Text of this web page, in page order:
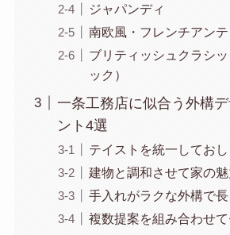
ジャパンディ
南欧風・フレンチアンテ
ブリティッシュクラシ
ック）
一条工務店に似合う外構
ント4選
テイストを統一してお
建物と調和させて家の
手入れがラクな外構で
複数提案を組み合わせ